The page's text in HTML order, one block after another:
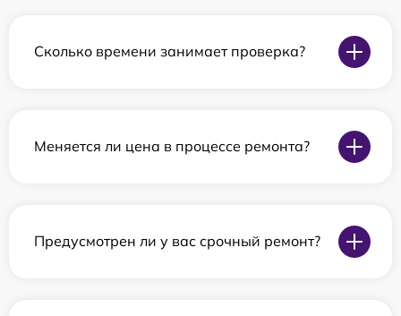
Сколько времени занимает проверка?
Меняется ли цена в процессе ремонта?
Предусмотрен ли у вас срочный ремонт?